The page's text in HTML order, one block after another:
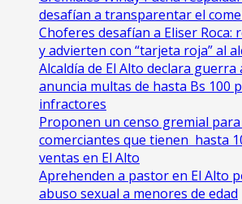
desafían a transparentar el
Choferes desafían a Eliser Roca:
y advierten con “tarjeta roja” al
‎Alcaldía de El Alto declara guerra
anuncia multas de hasta Bs 100
infractores
Proponen un censo gremial
comerciantes que tienen hasta
ventas en El Alto
Aprehenden a pastor en El Alto
abuso sexual a menores de edad